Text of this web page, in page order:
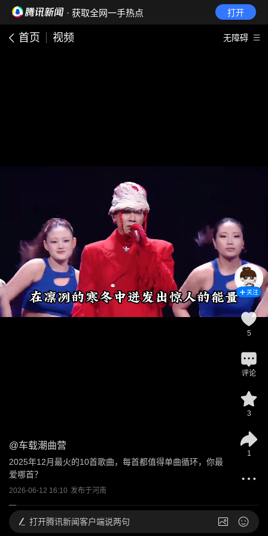
· 获取全网一手热点 打开
首页 视频 无障碍
@车载潮曲营
2025年12月最火的10首歌曲，每首都值得单曲循环，你最
爱哪首？
2026-06-12 16:10 发布于河南
关注
5
评论
3
1
打开腾讯新闻客户端说两句